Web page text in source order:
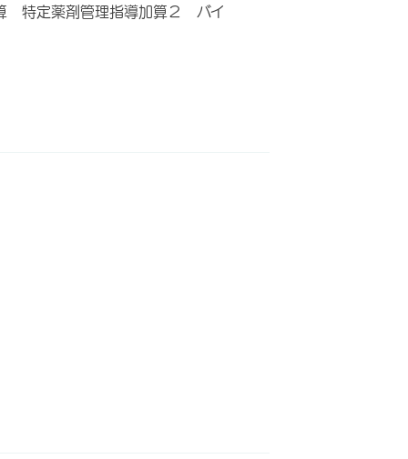
特定薬剤管理指導加算２ バイ